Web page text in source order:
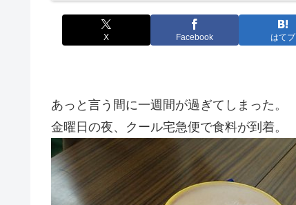
X Facebook はてブ
あっと言う間に一週間が過ぎてしまった。
金曜日の夜、クール宅急便で食料が到着。